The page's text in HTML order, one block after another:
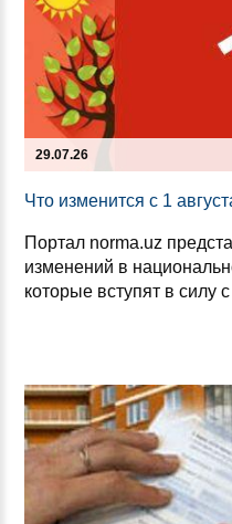
29.07.26
Что из­ме­нит­ся с 1
Портал norma.uz
изменений в
которые вступят в силу